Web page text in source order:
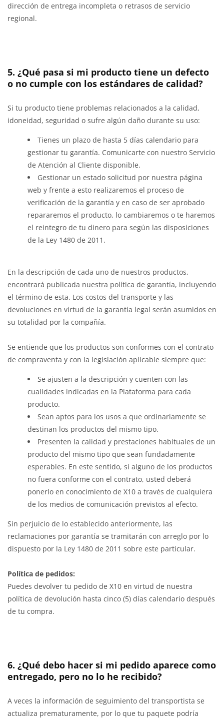
dirección de entrega incompleta o retrasos de servicio
regional.
5. ¿Qué pasa si mi producto tiene un defecto
o no cumple con los estándares de calidad?
Si tu producto tiene problemas relacionados a la calidad,
idoneidad, seguridad o sufre algún daño durante su uso:
Tienes un plazo de hasta 5 días calendario para
gestionar tu garantía. Comunicarte con nuestro Servicio
de Atención al Cliente disponible.
Gestionar un estado solicitud por nuestra página
web y frente a esto realizaremos el proceso de
verificación de la garantía y en caso de ser aprobado
repararemos el producto, lo cambiaremos o te haremos
el reintegro de tu dinero para según las disposiciones
de la Ley 1480 de 2011.
En la descripción de cada uno de nuestros productos,
encontrará publicada nuestra política de garantía, incluyendo
el término de esta. Los costos del transporte y las
devoluciones en virtud de la garantía legal serán asumidos en
su totalidad por la compañía.
Se entiende que los productos son conformes con el contrato
de compraventa y con la legislación aplicable siempre que:
Se ajusten a la descripción y cuenten con las
cualidades indicadas en la Plataforma para cada
producto.
Sean aptos para los usos a que ordinariamente se
destinan los productos del mismo tipo.
Presenten la calidad y prestaciones habituales de un
producto del mismo tipo que sean fundadamente
esperables. En este sentido, si alguno de los productos
no fuera conforme con el contrato, usted deberá
ponerlo en conocimiento de X10 a través de cualquiera
de los medios de comunicación previstos al efecto.
Sin perjuicio de lo establecido anteriormente, las
reclamaciones por garantía se tramitarán con arreglo por lo
dispuesto por la Ley 1480 de 2011 sobre este particular.
Política de pedidos:
Puedes devolver tu pedido de X10 en virtud de nuestra
política de devolución hasta cinco (5) días calendario después
de tu compra.
6. ¿Qué debo hacer si mi pedido aparece como
entregado, pero no lo he recibido?
A veces la información de seguimiento del transportista se
actualiza prematuramente, por lo que tu paquete podría